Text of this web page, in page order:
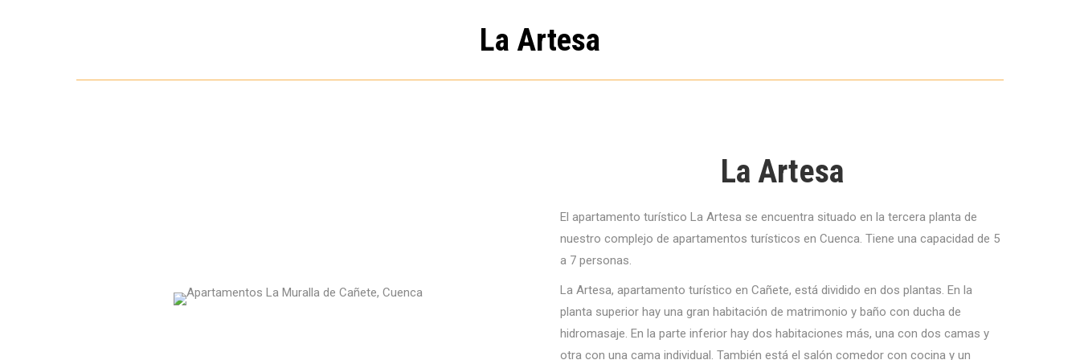
La Artesa
La Artesa
El apartamento turístico La Artesa se encuentra situado en la tercera planta de
nuestro complejo de apartamentos turísticos en Cuenca. Tiene una capacidad de 5
a 7 personas.
La Artesa, apartamento turístico en Cañete, está dividido en dos plantas. En la
planta superior hay una gran habitación de matrimonio y baño con ducha de
hidromasaje. En la parte inferior hay dos habitaciones más, una con dos camas y
otra con una cama individual. También está el salón comedor con cocina y un